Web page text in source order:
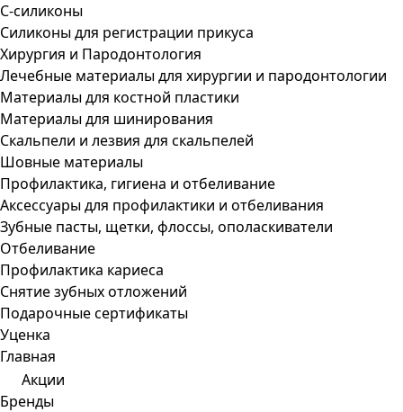
С-силиконы
Силиконы для регистрации прикуса
Хирургия и Пародонтология
Лечебные материалы для хирургии и пародонтологии
Материалы для костной пластики
Материалы для шинирования
Скальпели и лезвия для скальпелей
Шовные материалы
Профилактика, гигиена и отбеливание
Аксессуары для профилактики и отбеливания
Зубные пасты, щетки, флоссы, ополаскиватели
Отбеливание
Профилактика кариеса
Снятие зубных отложений
Подарочные сертификаты
Уценка
Главная
Акции
Бренды